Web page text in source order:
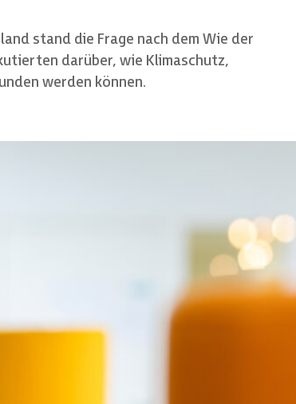
stand die Frage nach dem Wie der
darüber, wie Klimaschutz,
werden können.